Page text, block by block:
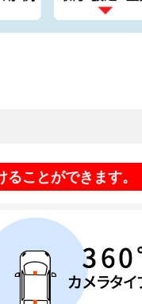
ことができます。